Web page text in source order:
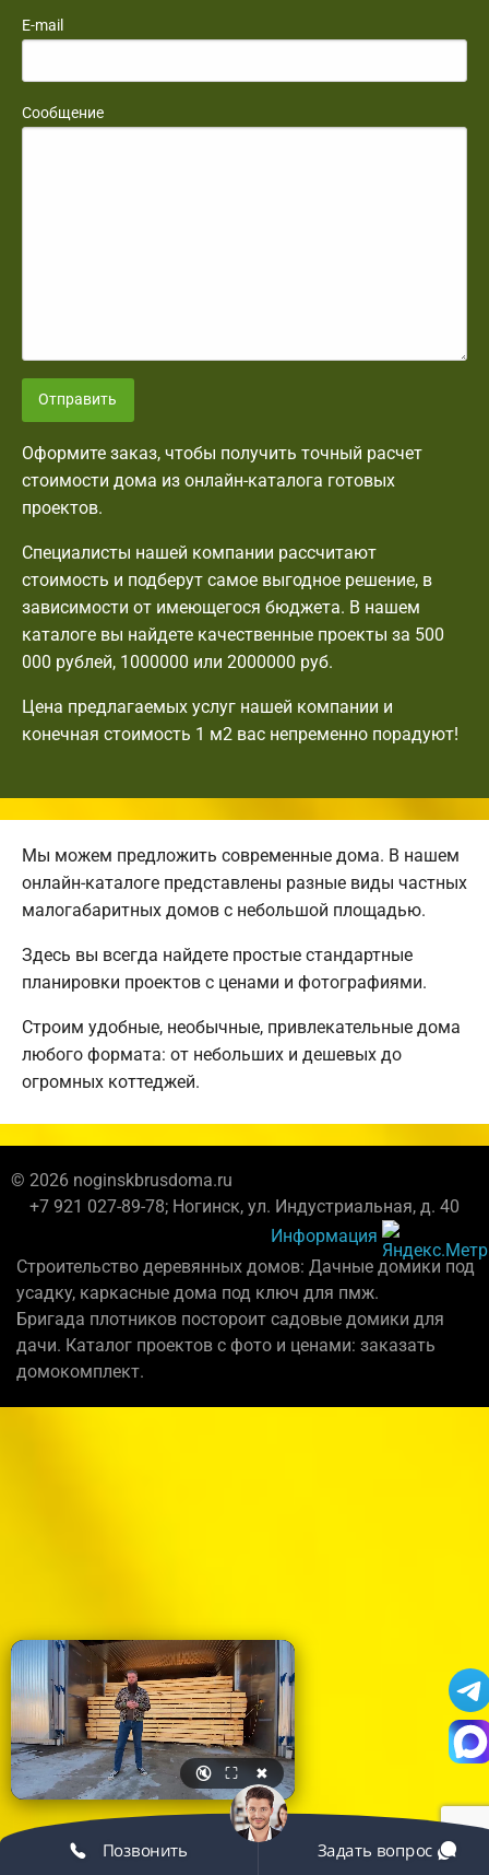
E-mail
Сообщение
Отправить
Оформите заказ, чтобы получить точный расчет
стоимости дома из онлайн-каталога готовых
проектов.
Специалисты нашей компании рассчитают
стоимость и подберут самое выгодное решение, в
зависимости от имеющегося бюджета. В нашем
каталоге вы найдете качественные проекты за 500
000 рублей, 1000000 или 2000000 руб.
Цена предлагаемых услуг нашей компании и
конечная стоимость 1 м2 вас непременно порадуют!
Мы можем предложить современные дома. В нашем
онлайн-каталоге представлены разные виды частных
малогабаритных домов с небольшой площадью.
Здесь вы всегда найдете простые стандартные
планировки проектов с ценами и фотографиями.
Строим удобные, необычные, привлекательные дома
любого формата: от небольших и дешевых до
огромных коттеджей.
© 2026 noginskbrusdoma.ru
+7 921 027-89-78; Ногинск, ул. Индустриальная, д. 40
Информация
Строительство деревянных домов: Дачные домики под
усадку, каркасные дома под ключ для пмж.
Бригада плотников постороит садовые домики для
дачи. Каталог проектов с фото и ценами: заказать
домокомплект.
🔇 ⛶ ✖
Позвонить Задать вопрос